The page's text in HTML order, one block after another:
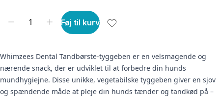
Føj til kurv
Whimzees Dental Tandbørste-tyggeben er en velsmagende og
nærende snack, der er udviklet til at forbedre din hunds
mundhygiejne. Disse unikke, vegetabilske tyggeben giver en sjov
og spændende måde at pleje din hunds tænder og tandkød på –